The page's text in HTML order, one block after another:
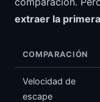
extraer la
COMPARACIÓN
Velocidad de
escape